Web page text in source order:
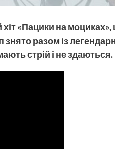
хіт «Пацики на
знято разом із
стрій і не здаються.